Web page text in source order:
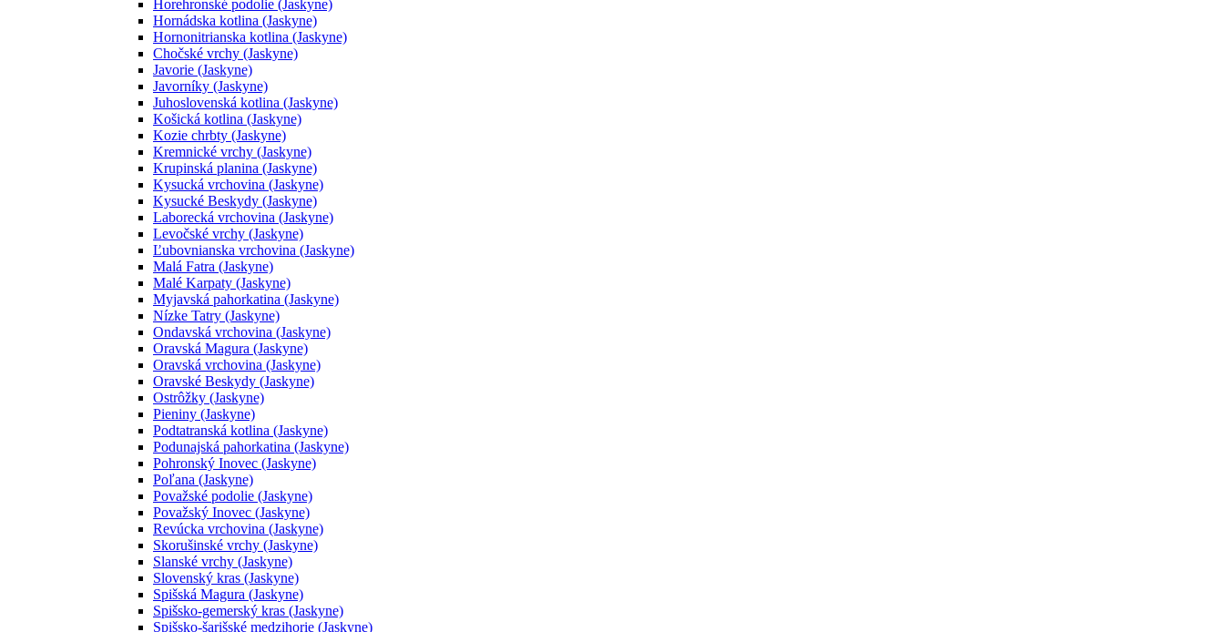
Horehronské podolie (Jaskyne)
Hornádska kotlina (Jaskyne)
Hornonitrianska kotlina (Jaskyne)
Chočské vrchy (Jaskyne)
Javorie (Jaskyne)
Javorníky (Jaskyne)
Juhoslovenská kotlina (Jaskyne)
Košická kotlina (Jaskyne)
Kozie chrbty (Jaskyne)
Kremnické vrchy (Jaskyne)
Krupinská planina (Jaskyne)
Kysucká vrchovina (Jaskyne)
Kysucké Beskydy (Jaskyne)
Laborecká vrchovina (Jaskyne)
Levočské vrchy (Jaskyne)
Ľubovnianska vrchovina (Jaskyne)
Malá Fatra (Jaskyne)
Malé Karpaty (Jaskyne)
Myjavská pahorkatina (Jaskyne)
Nízke Tatry (Jaskyne)
Ondavská vrchovina (Jaskyne)
Oravská Magura (Jaskyne)
Oravská vrchovina (Jaskyne)
Oravské Beskydy (Jaskyne)
Ostrôžky (Jaskyne)
Pieniny (Jaskyne)
Podtatranská kotlina (Jaskyne)
Podunajská pahorkatina (Jaskyne)
Pohronský Inovec (Jaskyne)
Poľana (Jaskyne)
Považské podolie (Jaskyne)
Považský Inovec (Jaskyne)
Revúcka vrchovina (Jaskyne)
Skorušinské vrchy (Jaskyne)
Slanské vrchy (Jaskyne)
Slovenský kras (Jaskyne)
Spišská Magura (Jaskyne)
Spišsko-gemerský kras (Jaskyne)
Spišsko-šarišské medzihorie (Jaskyne)